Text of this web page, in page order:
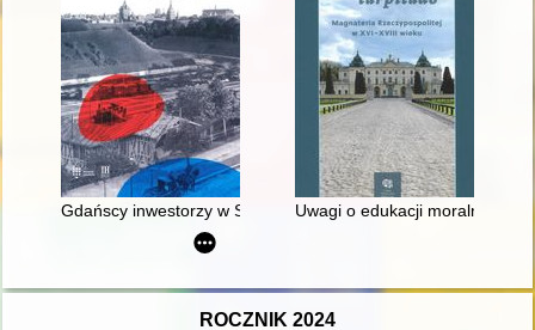
Gdańscy inwestorzy w Sopocie : prestiż finansowy i
Uwagi o edukacji moralnej
ROCZNIK 2024